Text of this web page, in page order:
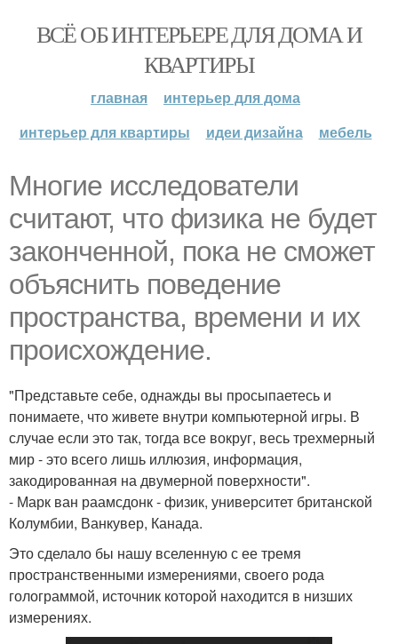
ВСЁ ОБ ИНТЕРЬЕРЕ ДЛЯ ДОМА И
КВАРТИРЫ
главная
интерьер для дома
интерьер для квартиры
идеи дизайна мебель
Многие исследователи
считают, что физика не будет
законченной, пока не сможет
объяснить поведение
пространства, времени и их
происхождение.
"Представьте себе, однажды вы просыпаетесь и
понимаете, что живете внутри компьютерной игры. В
случае если это так, тогда все вокруг, весь трехмерный
мир - это всего лишь иллюзия, информация,
закодированная на двумерной поверхности".
- Марк ван раамсдонк - физик, университет британской
Колумбии, Ванкувер, Канада.
Это сделало бы нашу вселенную с ее тремя
пространственными измерениями, своего рода
голограммой, источник которой находится в низших
измерениях.